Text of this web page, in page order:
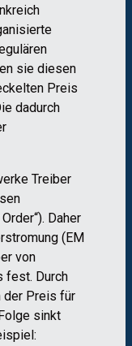
sie diesen
Preis
dadurch
Treiber
Order“). Daher
(EM
von
fest. Durch
der Preis für
sinkt